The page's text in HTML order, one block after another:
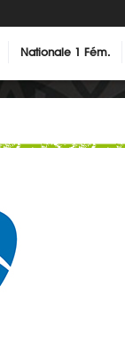
Nationale 1 Fém.